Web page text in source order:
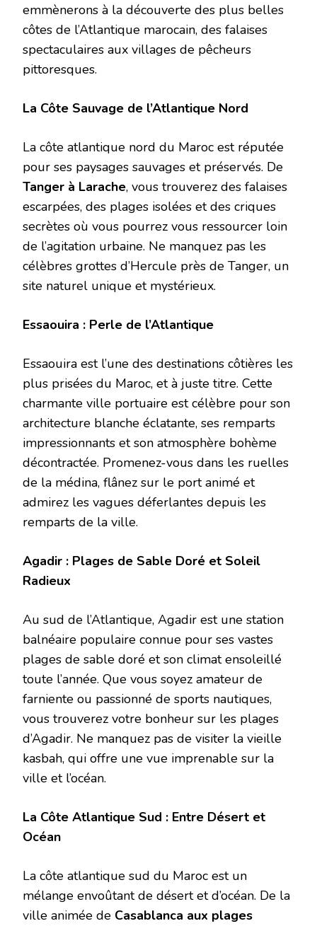
emmènerons à la découverte des plus belles
côtes de l’Atlantique marocain, des falaises
spectaculaires aux villages de pêcheurs
pittoresques.
La Côte Sauvage de l’Atlantique Nord
La côte atlantique nord du Maroc est réputée
pour ses paysages sauvages et préservés. De
Tanger à Larache, vous trouverez des falaises
escarpées, des plages isolées et des criques
secrètes où vous pourrez vous ressourcer loin
de l’agitation urbaine. Ne manquez pas les
célèbres grottes d’Hercule près de Tanger, un
site naturel unique et mystérieux.
Essaouira : Perle de l’Atlantique
Essaouira est l’une des destinations côtières les
plus prisées du Maroc, et à juste titre. Cette
charmante ville portuaire est célèbre pour son
architecture blanche éclatante, ses remparts
impressionnants et son atmosphère bohème
décontractée. Promenez-vous dans les ruelles
de la médina, flânez sur le port animé et
admirez les vagues déferlantes depuis les
remparts de la ville.
Agadir : Plages de Sable Doré et Soleil
Radieux
Au sud de l’Atlantique, Agadir est une station
balnéaire populaire connue pour ses vastes
plages de sable doré et son climat ensoleillé
toute l’année. Que vous soyez amateur de
farniente ou passionné de sports nautiques,
vous trouverez votre bonheur sur les plages
d’Agadir. Ne manquez pas de visiter la vieille
kasbah, qui offre une vue imprenable sur la
ville et l’océan.
La Côte Atlantique Sud : Entre Désert et
Océan
La côte atlantique sud du Maroc est un
mélange envoûtant de désert et d’océan. De la
ville animée de Casablanca aux plages